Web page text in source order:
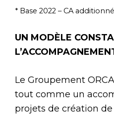
* Base 2022 – CA
UN MODÈLE
Le Groupement
tout comme un
projets de création